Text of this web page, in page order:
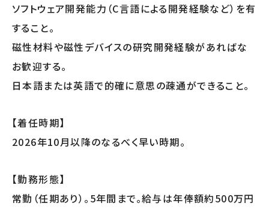
ソフトウェア開発能力（C言語による開発経験など）を有
すること。
磁性材料や磁性デバイスの研究開発経験があればな
お歓迎する。
日本語または英語で的確に意思の疎通ができること。
【着任時期】
2026年10月以降のなるべく早い時期。
【勤務形態】
常勤（任期あり）。5年間まで。給与は年俸額約500万円